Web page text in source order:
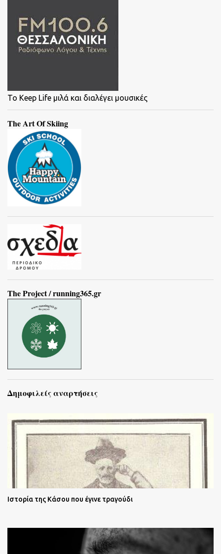
To Keep Life μιλά και διαλέγει μουσικές
The Art Of Skiing
The Project / running365.gr
Δημοφιλείς αναρτήσεις
Ιστορία της Κάσου που έγινε τραγούδι